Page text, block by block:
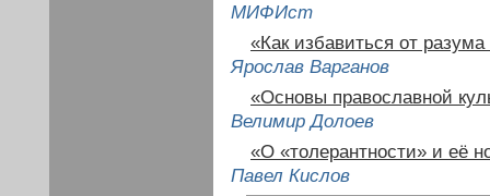
МИФИст
«Как избавиться от разума
Ярослав Варганов
«Основы православной
Велимир Долоев
«О «толерантности» и её
Павел Кислов